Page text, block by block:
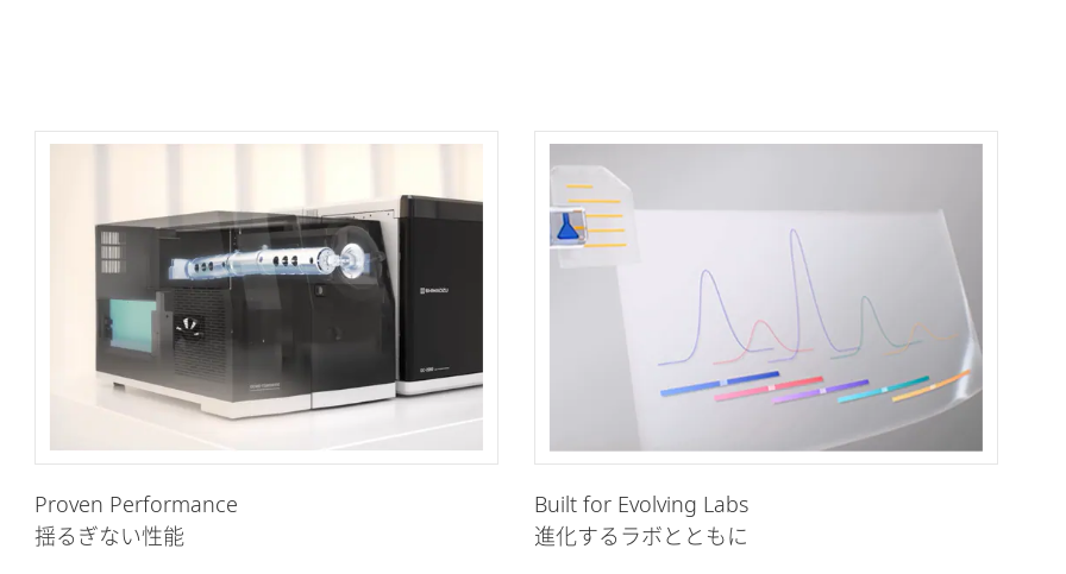
Proven Performance
揺るぎない性能
Built for Evolving Labs
進化するラボとともに